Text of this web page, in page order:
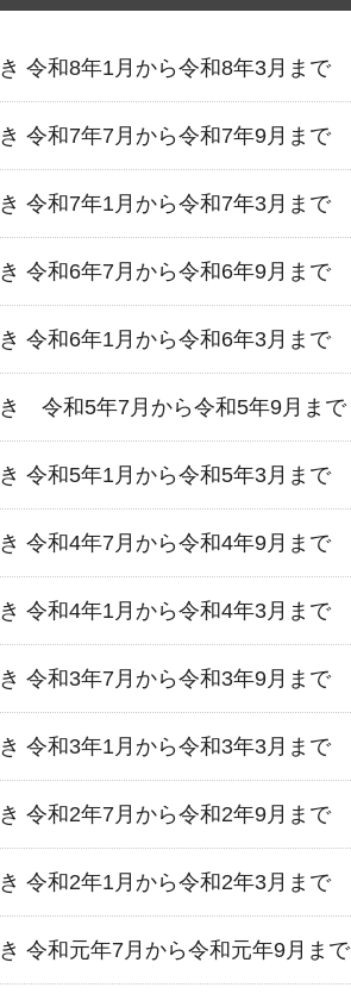
令和8年1月から令和8年3月まで
令和7年7月から令和7年9月まで
令和7年1月から令和7年3月まで
令和6年7月から令和6年9月まで
令和6年1月から令和6年3月まで
令和5年7月から令和5年9月まで
令和5年1月から令和5年3月まで
令和4年7月から令和4年9月まで
令和4年1月から令和4年3月まで
令和3年7月から令和3年9月まで
令和3年1月から令和3年3月まで
令和2年7月から令和2年9月まで
令和2年1月から令和2年3月まで
令和元年7月から令和元年9月まで